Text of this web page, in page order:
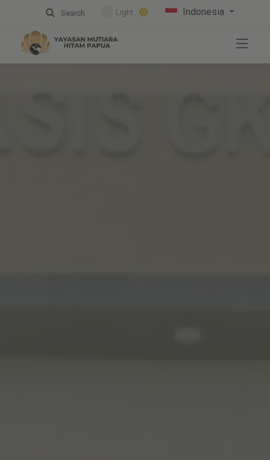
Search Light Indonesia